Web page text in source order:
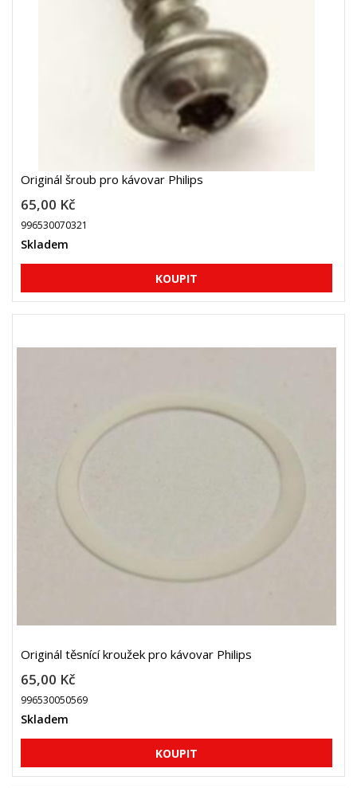
Originál šroub pro kávovar Philips
65,00 Kč
996530070321
Skladem
Originál těsnící kroužek pro kávovar Philips
65,00 Kč
996530050569
Skladem